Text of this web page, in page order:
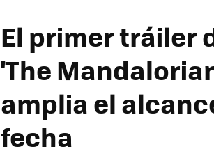
El primer tráiler
'The
amplia el
fecha